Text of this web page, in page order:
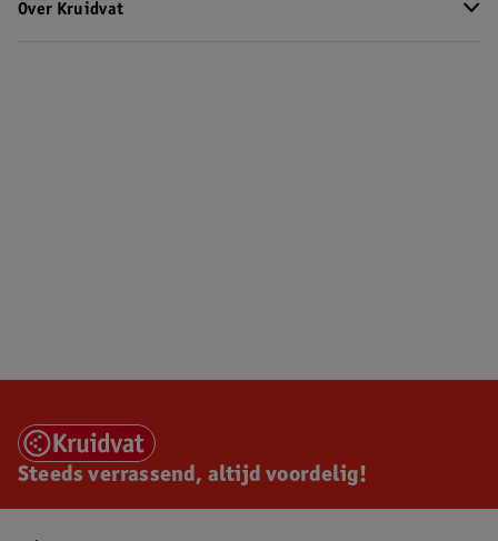
Over Kruidvat
Steeds verrassend, altijd voordelig!